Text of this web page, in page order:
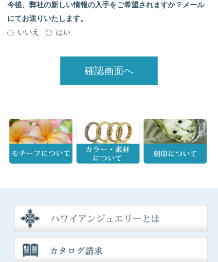
今後、弊社の新しい情報の入手をご希望されますか？メール
にてお送りいたします。
いいえ
はい
確認画面へ